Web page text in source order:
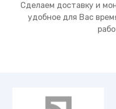
Сделаем доставку и
удобное для Вас